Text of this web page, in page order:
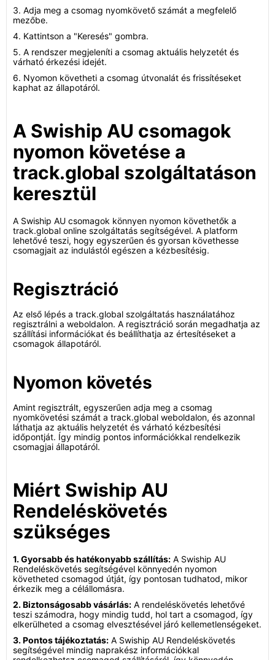
3. Adja meg a csomag nyomkövető számát a megfelelő
mezőbe.
4. Kattintson a "Keresés" gombra.
5. A rendszer megjeleníti a csomag aktuális helyzetét és
várható érkezési idejét.
6. Nyomon követheti a csomag útvonalát és frissítéseket
kaphat az állapotáról.
A Swiship AU csomagok
nyomon követése a
track.global szolgáltatáson
keresztül
A Swiship AU csomagok könnyen nyomon követhetők a
track.global online szolgáltatás segítségével. A platform
lehetővé teszi, hogy egyszerűen és gyorsan követhesse
csomagjait az indulástól egészen a kézbesítésig.
Regisztráció
Az első lépés a track.global szolgáltatás használatához
regisztrálni a weboldalon. A regisztráció során megadhatja az
szállítási információkat és beállíthatja az értesítéseket a
csomagok állapotáról.
Nyomon követés
Amint regisztrált, egyszerűen adja meg a csomag
nyomkövetési számát a track.global weboldalon, és azonnal
láthatja az aktuális helyzetét és várható kézbesítési
időpontját. Így mindig pontos információkkal rendelkezik
csomagjai állapotáról.
Miért Swiship AU
Rendeléskövetés
szükséges
1. Gyorsabb és hatékonyabb szállítás: A Swiship AU
Rendeléskövetés segítségével könnyedén nyomon
követheted csomagod útját, így pontosan tudhatod, mikor
érkezik meg a célállomásra.
2. Biztonságosabb vásárlás: A rendeléskövetés lehetővé
teszi számodra, hogy mindig tudd, hol tart a csomagod, így
elkerülheted a csomag elvesztésével járó kellemetlenségeket.
3. Pontos tájékoztatás: A Swiship AU Rendeléskövetés
segítségével mindig naprakész információkkal